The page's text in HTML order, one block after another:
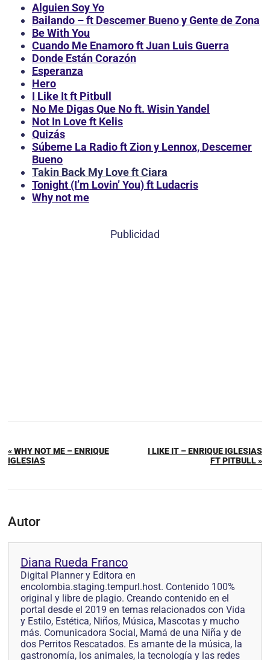
Alguien Soy Yo
Bailando – ft Descemer Bueno y Gente de Zona
Be With You
Cuando Me Enamoro ft Juan Luis Guerra
Donde Están Corazón
Esperanza
Hero
I Like It ft Pitbull
No Me Digas Que No ft. Wisin Yandel
Not In Love ft Kelis
Quizás
Súbeme La Radio ft Zion y Lennox, Descemer
Bueno
Takin Back My Love ft Ciara
Tonight (I’m Lovin’ You) ft Ludacris
Why not me
Publicidad
« WHY NOT ME – ENRIQUE
IGLESIAS
I LIKE IT – ENRIQUE IGLESIAS
FT PITBULL »
Autor
Diana Rueda Franco
Digital Planner y Editora en
encolombia.staging.tempurl.host. Contenido 100%
original y libre de plagio. Creando contenido en el
portal desde el 2019 en temas relacionados con Vida
y Estilo, Estética, Niños, Música, Mascotas y mucho
más. Comunicadora Social, Mamá de una Niña y de
dos Perritos Rescatados. Es amante de la música, la
gastronomía, los animales, la tecnología y las redes